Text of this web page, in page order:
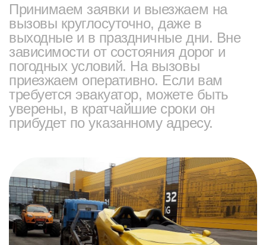
Принимаем заявки и выезжаем на
вызовы круглосуточно, даже в
выходные и в праздничные дни. Вне
зависимости от состояния дорог и
погодных условий. На вызовы
приезжаем оперативно. Если вам
требуется эвакуатор, можете быть
уверены, в кратчайшие сроки он
прибудет по указанному адресу.